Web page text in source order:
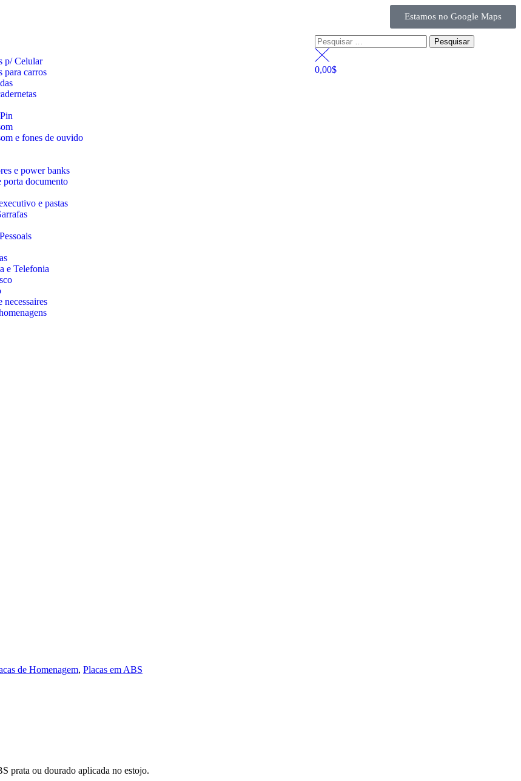
Estamos no Google Maps
p/ Celular
para carros
e fones de ouvido
e power banks
porta documento
e pastas
e Telefonia
necessaires
0,00$
de Homenagem, Placas em ABS
prata ou dourado aplicada no estojo.